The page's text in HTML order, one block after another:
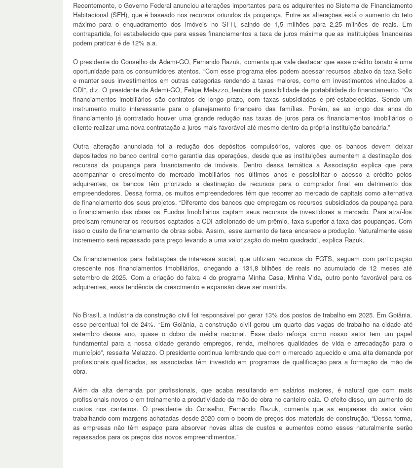
Recentemente, o Governo Federal anunciou alterações importantes para os adquirentes no Sistema de Financiamento
Habitacional (SFH), que é baseado nos recursos oriundos da poupança. Entre as alterações está o aumento do teto
máximo para o enquadramento dos imóveis no SFH, saindo de 1,5 milhões para 2,25 milhões de reais. Em
contrapartida, foi estabelecido que para esses financiamentos a taxa de juros máxima que as instituições financeiras
podem praticar é de 12% a.a.
O presidente do Conselho da Ademi-GO, Fernando Razuk, comenta que vale destacar que esse crédito barato é uma
oportunidade para os consumidores atentos. “Com esse programa eles podem acessar recursos abaixo da taxa Selic
e manter seus investimentos em outras categorias rendendo a taxas maiores, como em investimentos vinculados a
CDI”, diz. O presidente da Ademi-GO, Felipe Melazzo, lembra da possibilidade de portabilidade do financiamento. “Os
financiamentos imobiliários são contratos de longo prazo, com taxas subsidiadas e pré-estabelecidas. Sendo um
instrumento muito interessante para o planejamento financeiro das famílias. Porém, se ao longo dos anos do
financiamento já contratado houver uma grande redução nas taxas de juros para os financiamentos imobiliários o
cliente realizar uma nova contratação a juros mais favorável até mesmo dentro da própria instituição bancária.”
Outra alteração anunciada foi a redução dos depósitos compulsórios, valores que os bancos devem deixar
depositados no banco central como garantia das operações, desde que as instituições aumentem a destinação dos
recursos da poupança para financiamento de imóveis. Dentro dessa temática a Associação explica que para
acompanhar o crescimento do mercado imobiliários nos últimos anos e possibilitar o acesso a crédito pelos
adquirentes, os bancos têm priorizado a destinação de recursos para o comprador final em detrimento dos
empreendedores. Dessa forma, os muitos empreendedores têm que recorrer ao mercado de capitais como alternativa
de financiamento dos seus projetos. “Diferente dos bancos que empregam os recursos subsidiados da poupança para
o financiamento das obras os Fundos Imobiliários captam seus recursos de investidores a mercado. Para atraí-los
precisam remunerar os recursos captados a CDI adicionado de um prêmio, taxa superior a taxa das poupanças. Com
isso o custo de financiamento de obras sobe. Assim, esse aumento de taxa encarece a produção. Naturalmente esse
incremento será repassado para preço levando a uma valorização do metro quadrado”, explica Razuk.
Os financiamentos para habitações de interesse social, que utilizam recursos do FGTS, seguem com participação
crescente nos financiamentos imobiliários, chegando a 131,8 bilhões de reais no acumulado de 12 meses até
setembro de 2025. Com a criação do faixa 4 do programa Minha Casa, Minha Vida, outro ponto favorável para os
adquirentes, essa tendência de crescimento e expansão deve ser mantida.
No Brasil, a indústria da construção civil foi responsável por gerar 13% dos postos de trabalho em 2025. Em Goiânia,
esse percentual foi de 24%. “Em Goiânia, a construção civil gerou um quarto das vagas de trabalho na cidade até
setembro desse ano, quase o dobro da média nacional. Esse dado reforça como nosso setor tem um papel
fundamental para a nossa cidade gerando empregos, renda, melhores qualidades de vida e arrecadação para o
município”, ressalta Melazzo. O presidente continua lembrando que com o mercado aquecido e uma alta demanda por
profissionais qualificados, as associadas têm investido em programas de qualificação para a formação de mão de
obra.
Além da alta demanda por profissionais, que acaba resultando em salários maiores, é natural que com mais
profissionais novos e em treinamento a produtividade da mão de obra no canteiro caia. O efeito disso, um aumento de
custos nos canteiros. O presidente do Conselho, Fernando Razuk, comenta que as empresas do setor vêm
trabalhando com margens achatadas desde 2020 com o boom de preços dos materiais de construção. “Dessa forma,
as empresas não têm espaço para absorver novas altas de custos e aumentos como esses naturalmente serão
repassados para os preços dos novos empreendimentos.”